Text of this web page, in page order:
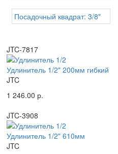
Посадочный квадрат: 3/8"
JTC-7817
Удлинитель 1/2" 200мм гибкий
JTC
1 246.00 р.
JTC-3908
Удлинитель 1/2" 610мм
JTC